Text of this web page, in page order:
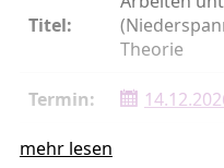
Theorie
mehr lesen